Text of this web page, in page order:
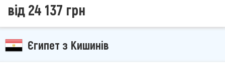
від 24 137 грн
Єгипет з Кишинів